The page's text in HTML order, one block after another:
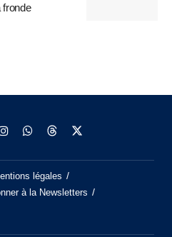
fronde
légales
à la Newsletters